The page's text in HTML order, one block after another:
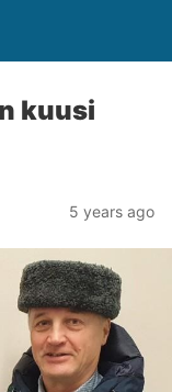
kuusi
5 years ago